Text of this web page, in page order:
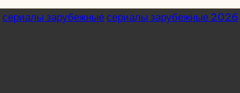
сериалы зарубежныесериалы зарубежные 2026